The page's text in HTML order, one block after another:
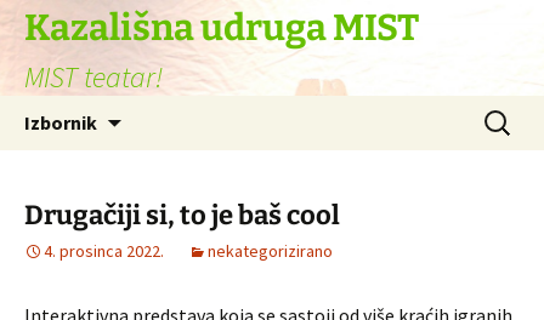
Skoči
sadržaja
Kazališna udruga MIST
MIST teatar!
Izbornik
Drugačiji si, to je baš cool
4. prosinca 2022. nekategorizirano
Interaktivna predstava koja se sastoji od više kraćih igranih